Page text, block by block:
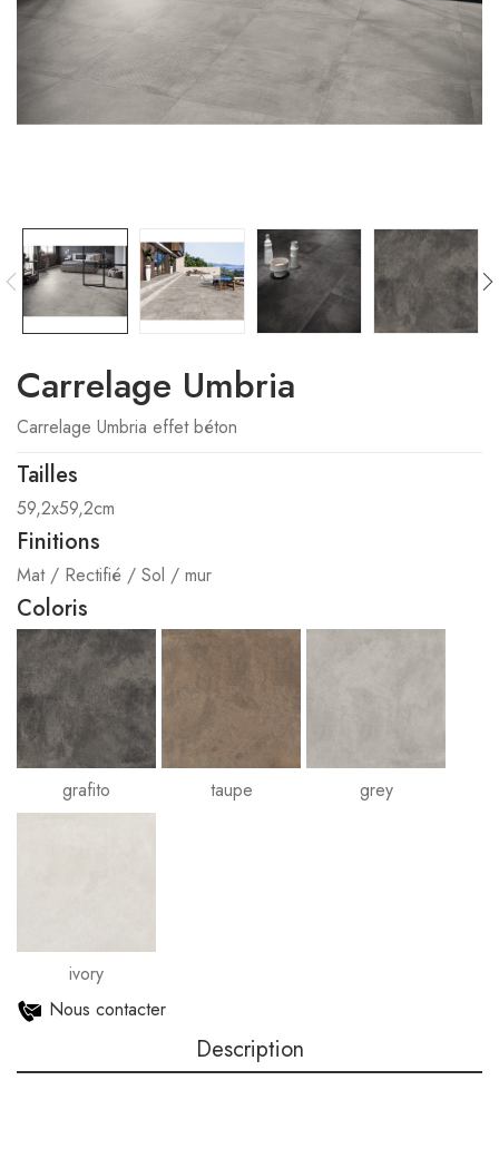
Carrelage Umbria
Carrelage Umbria effet béton
Tailles
59,2x59,2cm
Finitions
Mat / Rectifié / Sol / mur
Coloris
grafito taupe grey
ivory
Nous contacter
Description